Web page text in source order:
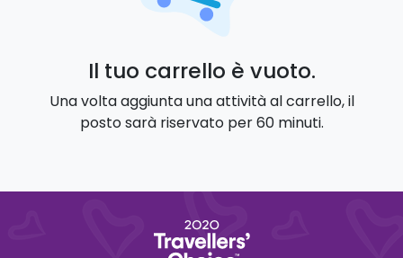
Il tuo carrello è vuoto.
Una volta aggiunta una attività al carrello, il
posto sarà riservato per 60 minuti.